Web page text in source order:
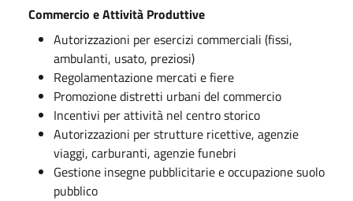
Commercio e Attività Produttive
Autorizzazioni per esercizi commerciali (fissi,
ambulanti, usato, preziosi)
Regolamentazione mercati e fiere
Promozione distretti urbani del commercio
Incentivi per attività nel centro storico
Autorizzazioni per strutture ricettive, agenzie
viaggi, carburanti, agenzie funebri
Gestione insegne pubblicitarie e occupazione suolo
pubblico